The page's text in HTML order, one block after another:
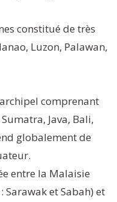
constitué de très
Luzon, Palawan,
archipel comprenant
Java, Bali,
globalement de
entre la Malaisie
Sarawak et Sabah) et